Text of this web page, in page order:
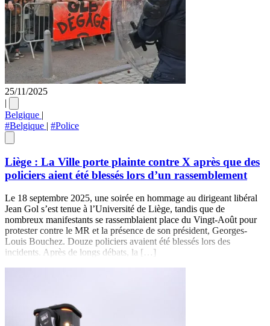
25/11/2025
|
Belgique |
#Belgique | #Police
Liège : La Ville porte plainte contre X après que des
policiers aient été blessés lors d’un rassemblement
Le 18 septembre 2025, une soirée en hommage au dirigeant libéral
Jean Gol s’est tenue à l’Université de Liège, tandis que de
nombreux manifestants se rassemblaient place du Vingt-Août pour
protester contre le MR et la présence de son président, Georges-
Louis Bouchez. Douze policiers avaient été blessés lors des
incidents. Après de longs débats, la […]